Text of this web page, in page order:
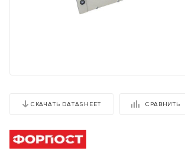
СКАЧАТЬ DATASHEET СРАВНИТЬ